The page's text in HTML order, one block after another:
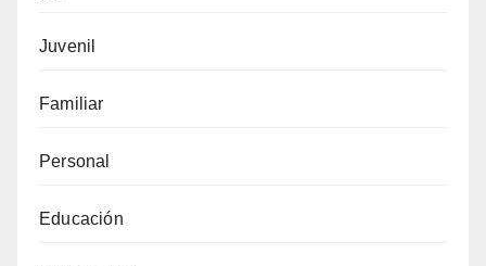
Juvenil
Familiar
Personal
Educación